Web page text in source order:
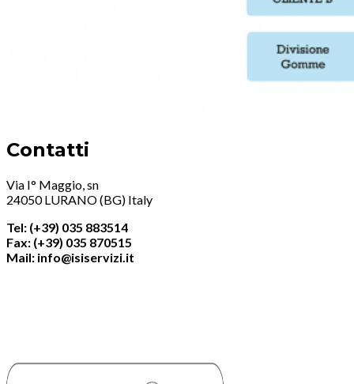
Contatti
Via I° Maggio, sn
24050 LURANO (BG) Italy
Tel: (+39) 035 883514
Fax: (+39) 035 870515
Mail: info@isiservizi.it